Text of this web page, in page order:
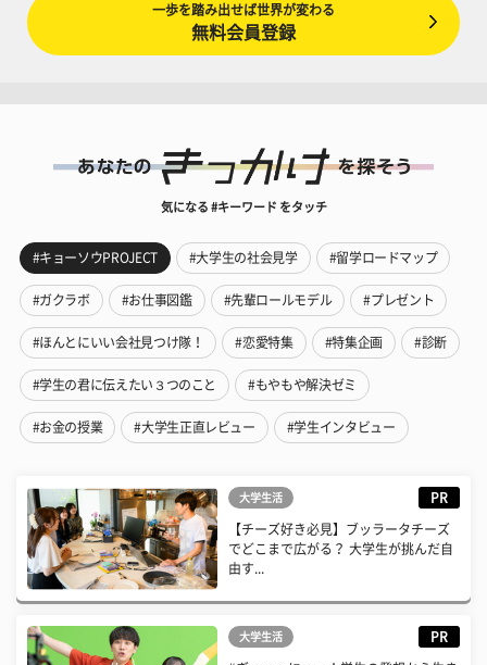
一歩を踏み出せば世界が変わる
無料会員登録
気になる #キーワード をタッチ
#キョーソウPROJECT #大学生の社会見学 #留学ロードマップ
#ガクラボ #お仕事図鑑 #先輩ロールモデル #プレゼント
#ほんとにいい会社見つけ隊！ #恋愛特集 #特集企画 #診断
#学生の君に伝えたい３つのこと #もやもや解決ゼミ
#お金の授業 #大学生正直レビュー #学生インタビュー
大学生活 PR
【チーズ好き必見】ブッラータチーズ
でどこまで広がる？ 大学生が挑んだ自
由す...
大学生活 PR